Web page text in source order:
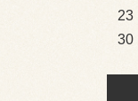
23
30